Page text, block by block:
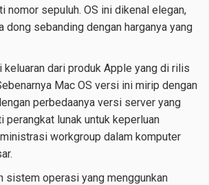
nomor sepuluh. OS ini dikenal elegan,
dong sebanding dengan harganya yang
keluaran dari produk Apple yang di rilis
Mac OS versi ini mirip dengan
perbedaanya versi server yang
perangkat lunak untuk keperluan
workgroup dalam komputer
sistem operasi yang menggunkan